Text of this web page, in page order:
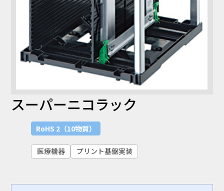
スーパーニコラック
RoHS 2（10物質）
医療機器 プリント基盤実装